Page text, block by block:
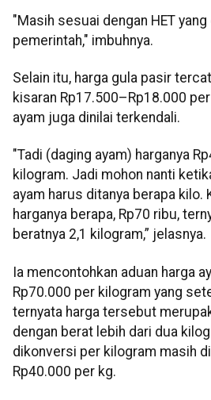
"Masih sesuai dengan HET
pemerintah," imbuhnya.
Selain itu, harga gula pasir
kisaran Rp17.500–Rp18.000
ayam juga dinilai terkendali.
"Tadi (daging ayam) harganya
kilogram. Jadi mohon nanti
ayam harus ditanya berapa kilo.
harganya berapa, Rp70 ribu,
beratnya 2,1 kilogram,” jelasnya.
Ia mencontohkan aduan harga
Rp70.000 per kilogram yang
ternyata harga tersebut
dengan berat lebih dari dua
dikonversi per kilogram masih
Rp40.000 per kg.